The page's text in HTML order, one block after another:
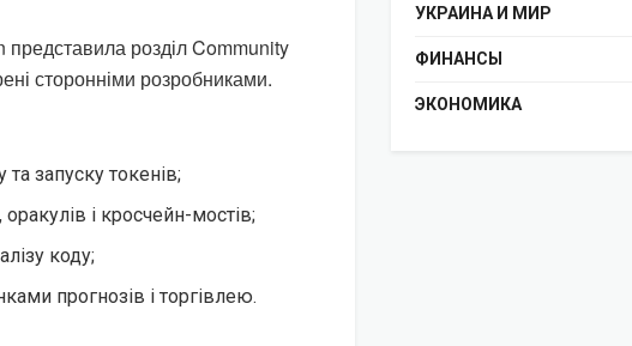
розділ Community
сторонніми розробниками.
запуску токенів;
і кросчейн-мостів;
коду;
прогнозів і торгівлею.
УКРАИНА И МИР
ФИНАНСЫ
ЭКОНОМИКА